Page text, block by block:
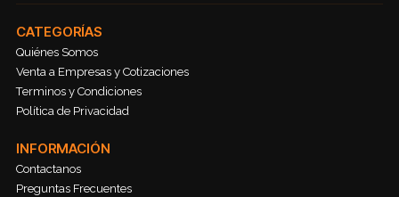
CATEGORÍAS
Quiénes Somos
Venta a Empresas y Cotizaciones
Terminos y Condiciones
Política de Privacidad
INFORMACIÓN
Contactanos
Preguntas Frecuentes